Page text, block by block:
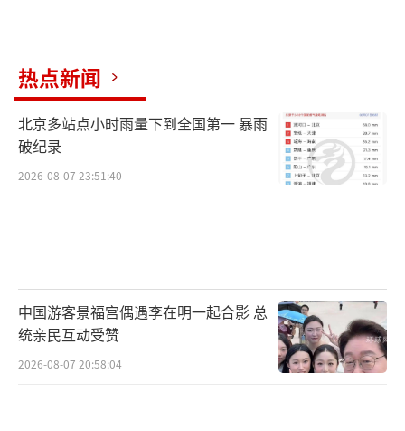
热点新闻
北京多站点小时雨量下到全国第一 暴雨
破纪录
2026-08-07 23:51:40
中国游客景福宫偶遇李在明一起合影 总
统亲民互动受赞
2026-08-07 20:58:04